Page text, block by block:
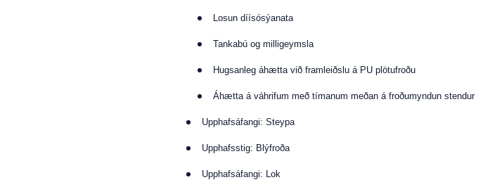
Losun díísósýanata
Tankabú og milligeymsla
Hugsanleg áhætta við framleiðslu á PU plötufroðu
Áhætta á váhrifum með tímanum meðan á froðumyndun stendur
Upphafsáfangi: Steypa
Upphafsstig: Blýfroða
Upphafsáfangi: Lok